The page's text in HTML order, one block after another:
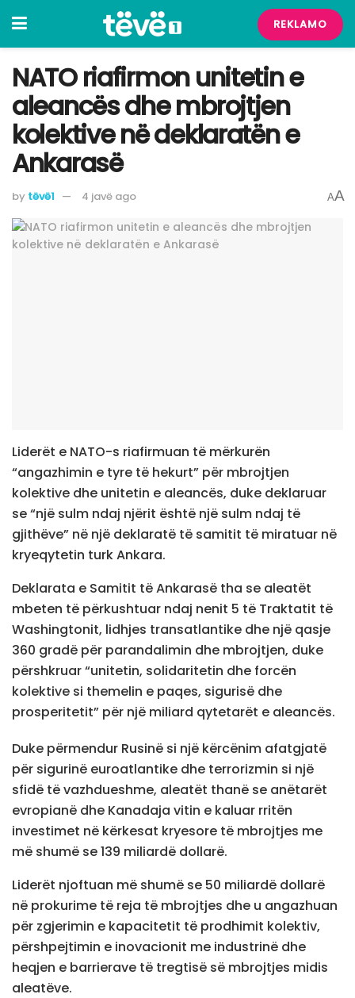
REKLAMO
NATO riafirmon unitetin e
aleancës dhe mbrojtjen
kolektive në deklaratën e
Ankarasë
by tëvë1 4 javë ago AA
Liderët e NATO-s riafirmuan të mërkurën
“angazhimin e tyre të hekurt” për mbrojtjen
kolektive dhe unitetin e aleancës, duke deklaruar
se “një sulm ndaj njërit është një sulm ndaj të
gjithëve” në një deklaratë të samitit të miratuar në
kryeqytetin turk Ankara.
Deklarata e Samitit të Ankarasë tha se aleatët
mbeten të përkushtuar ndaj nenit 5 të Traktatit të
Washingtonit, lidhjes transatlantike dhe një qasje
360 gradë për parandalimin dhe mbrojtjen, duke
përshkruar “unitetin, solidaritetin dhe forcën
kolektive si themelin e paqes, sigurisë dhe
prosperitetit” për një miliard qytetarët e aleancës.
Duke përmendur Rusinë si një kërcënim afatgjatë
për sigurinë euroatlantike dhe terrorizmin si një
sfidë të vazhdueshme, aleatët thanë se anëtarët
evropianë dhe Kanadaja vitin e kaluar rritën
investimet në kërkesat kryesore të mbrojtjes me
më shumë se 139 miliardë dollarë.
Liderët njoftuan më shumë se 50 miliardë dollarë
në prokurime të reja të mbrojtjes dhe u angazhuan
për zgjerimin e kapacitetit të prodhimit kolektiv,
përshpejtimin e inovacionit me industrinë dhe
heqjen e barrierave të tregtisë së mbrojtjes midis
aleatëve.